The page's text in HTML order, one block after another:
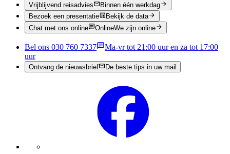
Vrijblijvend reisadvies
Binnen één werkdag
Bezoek een presentatie
Bekijk de data
Chat met ons online
OnlineWe zijn online
Bel ons 030 760 7337
Ma-vr tot 21:00 uur en za tot 17:00
uur
Ontvang de nieuwsbrief De beste tips in uw mail